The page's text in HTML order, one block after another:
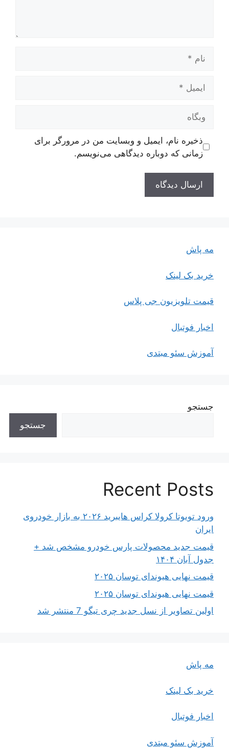
وبگاه
ذخیره نام، ایمیل و وبسایت من در مرورگر برای
زمانی که دوباره دیدگاهی می‌نویسم.
مه پاش
خرید بک لینک
قیمت تلویزیون جی پلاس
اخبار فوتبال
آموزش سئو مبتدی
جستجو
جستجو
Recent Posts
ورود تویوتا کرولا کراس هایبرید ۲۰۲۶ به بازار خودروی
ایران
قیمت جدید محصولات پارس خودرو مشخص شد +
جدول آبان ۱۴۰۴
قیمت نهایی هیوندای توسان ۲۰۲۵
قیمت نهایی هیوندای توسان ۲۰۲۵
اولین تصاویر از نسل جدید چری تیگو 7 منتشر شد
مه پاش
خرید بک لینک
اخبار فوتبال
آموزش سئو مبتدی